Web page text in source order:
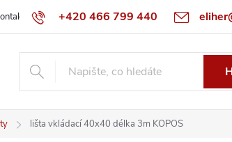
+420 466 799 440
Obchodní podmínky Reklamační řád
lišta vkládací 40x40 délka 3m KOPOS